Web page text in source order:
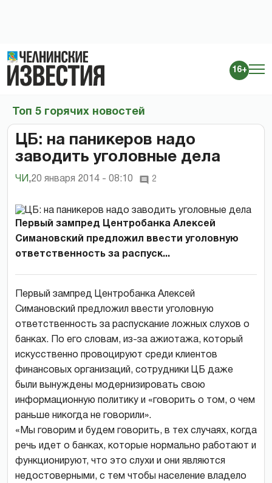
16+
Топ 5 горячих новостей
ЦБ: на паникеров надо
заводить уголовные дела
ЧИ ,20 января 2014 - 08:10 2
Первый зампред Центробанка Алексей
Симановский предложил ввести уголовную
ответственность за распуск...
Первый зампред Центробанка Алексей
Симановский предложил ввести уголовную
ответственность за распускание ложных слухов о
банках. По его словам, из-за ажиотажа, который
искусственно провоцируют среди клиентов
финансовых организаций, сотрудники ЦБ даже
были вынуждены модернизировать свою
информационную политику и «говорить о том, о чем
раньше никогда не говорили».
«Мы говорим и будем говорить, в тех случаях, когда
речь идет о банках, которые нормально работают и
функционируют, что это слухи и они являются
недостоверными, с тем чтобы население владело